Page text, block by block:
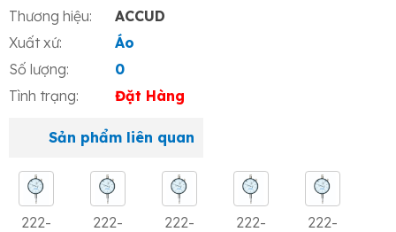
Thương hiệu:
ACCUD
Xuất xứ:
Áo
Số lượng:
0
Tình trạng:
Đặt Hàng
Sản phẩm liên quan
222-
222-
222-
222-
222-